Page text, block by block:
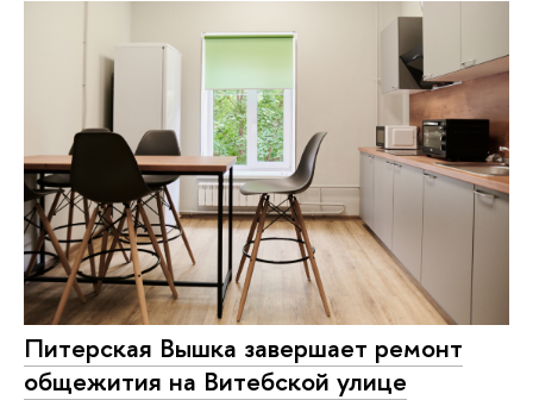
Питерская Вышка завершает ремонт
общежития на Витебской улице